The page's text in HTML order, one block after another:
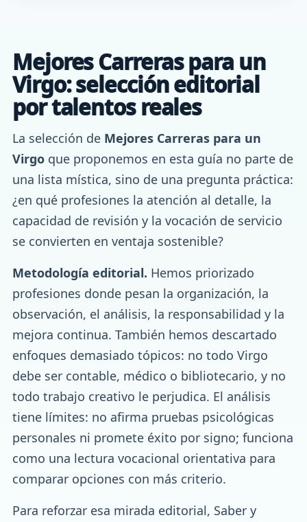
Mejores Carreras para un
Virgo: selección editorial
por talentos reales
La selección de Mejores Carreras para un
Virgo que proponemos en esta guía no parte de
una lista mística, sino de una pregunta práctica:
¿en qué profesiones la atención al detalle, la
capacidad de revisión y la vocación de servicio
se convierten en ventaja sostenible?
Metodología editorial. Hemos priorizado
profesiones donde pesan la organización, la
observación, el análisis, la responsabilidad y la
mejora continua. También hemos descartado
enfoques demasiado tópicos: no todo Virgo
debe ser contable, médico o bibliotecario, y no
todo trabajo creativo le perjudica. El análisis
tiene límites: no afirma pruebas psicológicas
personales ni promete éxito por signo; funciona
como una lectura vocacional orientativa para
comparar opciones con más criterio.
Para reforzar esa mirada editorial, Saber y